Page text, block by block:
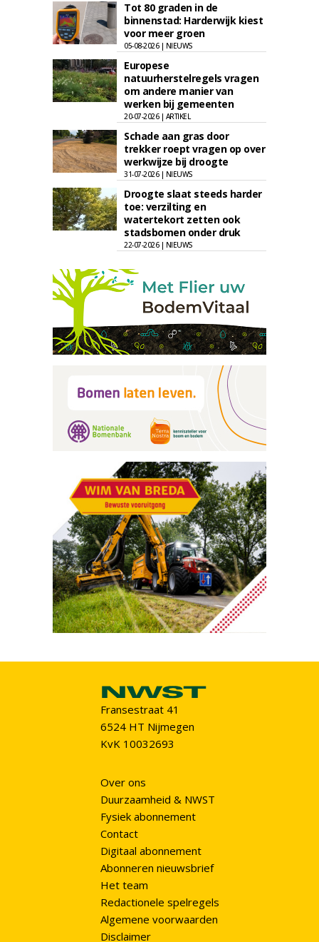
Tot 80 graden in de
binnenstad: Harderwijk kiest
voor meer groen
05-08-2026 | NIEUWS
Europese
natuurherstelregels vragen
om andere manier van
werken bij gemeenten
20-07-2026 | ARTIKEL
Schade aan gras door
trekker roept vragen op over
werkwijze bij droogte
31-07-2026 | NIEUWS
Droogte slaat steeds harder
toe: verzilting en
watertekort zetten ook
stadsbomen onder druk
22-07-2026 | NIEUWS
Fransestraat 41
6524 HT Nijmegen
KvK 10032693
Over ons
Duurzaamheid & NWST
Fysiek abonnement
Contact
Digitaal abonnement
Abonneren nieuwsbrief
Het team
Redactionele spelregels
Algemene voorwaarden
Disclaimer